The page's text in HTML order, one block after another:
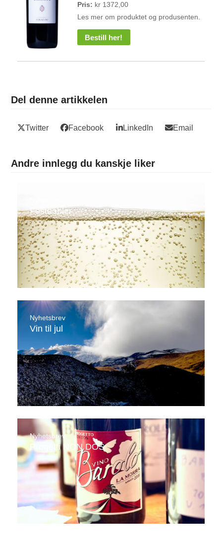
Pris: kr 1372,00
Les mer om produktet og produsenten.
Bestill her!
Del denne artikkelen
Twitter Facebook LinkedIn Email
Andre innlegg du kanskje liker
Festbobler
Nyhetsbrev
Vin til jul
Nyhetsbrev
Progetti NON DOS